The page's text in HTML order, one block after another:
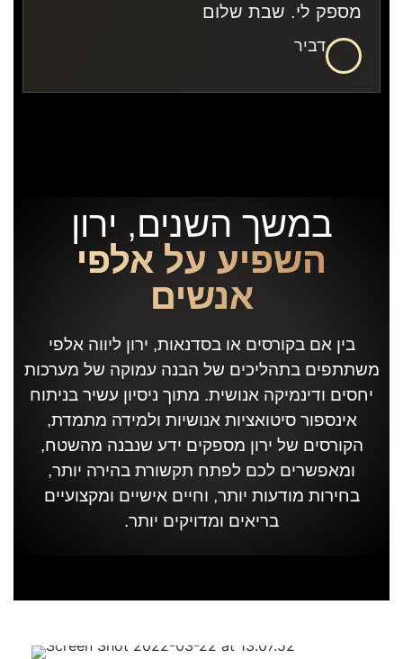
מספק לי. שבת שלום
דביר
במשך השנים, ירון
השפיע על אלפי
אנשים
בין אם בקורסים או בסדנאות, ירון ליווה אלפי
משתתפים בתהליכים של הבנה עמוקה של מערכות
יחסים ודינמיקה אנושית. מתוך ניסיון עשיר בניתוח
אינספור סיטואציות אנושיות ולמידה מתמדת,
הקורסים של ירון מספקים ידע שנבנה מהשטח,
ומאפשרים לכם לפתח תקשורת בהירה יותר,
בחירות מודעות יותר, וחיים אישיים ומקצועיים
בריאים ומדויקים יותר.